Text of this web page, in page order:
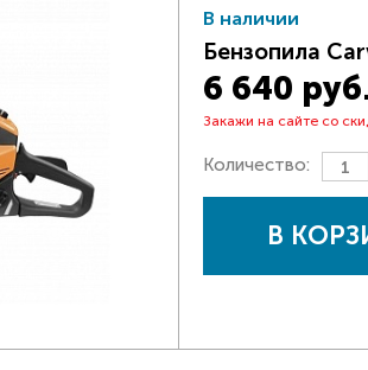
В наличии
Бензопила
6 640
Закажи на сайте со
Количество:
В